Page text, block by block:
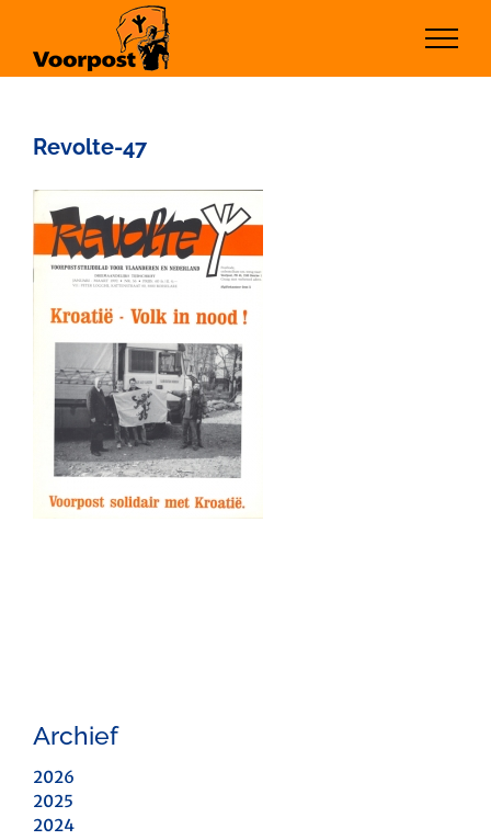
inhoud
Revolte-47
Archief
2026
2025
2024